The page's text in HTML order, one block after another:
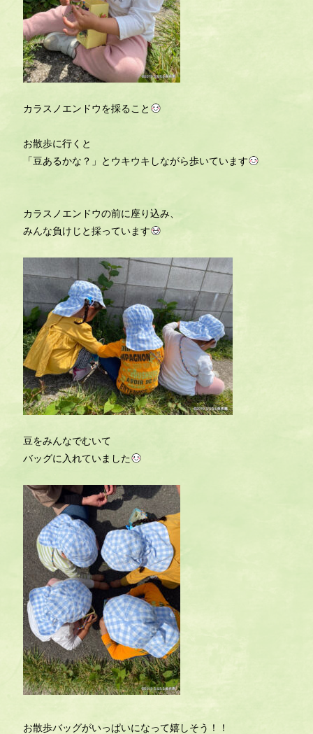
カラスノエンドウを採ること
お散歩に行くと
「豆あるかな？」とウキウキしながら歩いています
カラスノエンドウの前に座り込み、
みんな負けじと採っています
豆をみんなでむいて
バッグに入れていました
お散歩バッグがいっぱいになって嬉しそう！！